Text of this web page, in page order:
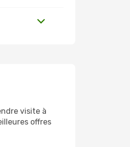
visite à
offres